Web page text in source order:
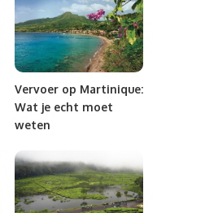
Vervoer op Martinique:
Wat je echt moet
weten